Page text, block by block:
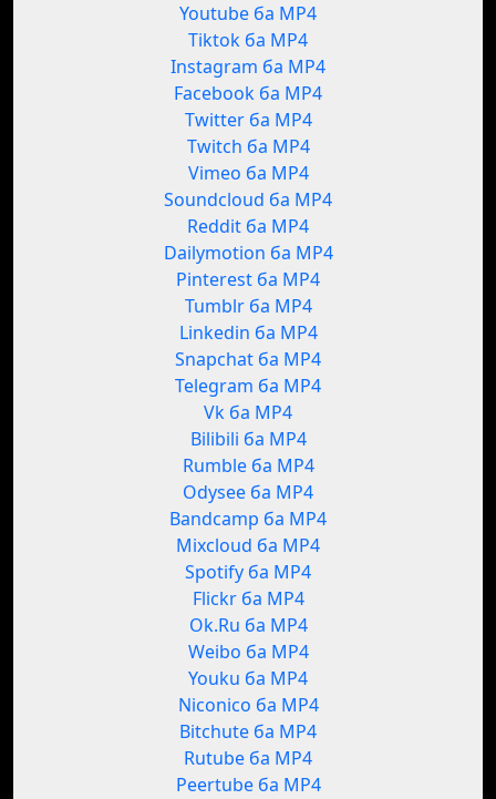
Youtube ба MP4
Tiktok ба MP4
Instagram ба MP4
Facebook ба MP4
Twitter ба MP4
Twitch ба MP4
Vimeo ба MP4
Soundcloud ба MP4
Reddit ба MP4
Dailymotion ба MP4
Pinterest ба MP4
Tumblr ба MP4
Linkedin ба MP4
Snapchat ба MP4
Telegram ба MP4
Vk ба MP4
Bilibili ба MP4
Rumble ба MP4
Odysee ба MP4
Bandcamp ба MP4
Mixcloud ба MP4
Spotify ба MP4
Flickr ба MP4
Ok.Ru ба MP4
Weibo ба MP4
Youku ба MP4
Niconico ба MP4
Bitchute ба MP4
Rutube ба MP4
Peertube ба MP4